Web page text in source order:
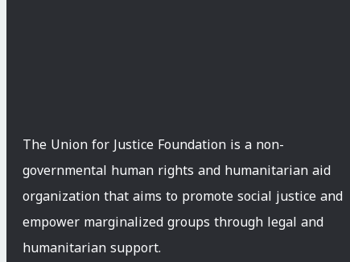
The Union for Justice Foundation is a non-
governmental human rights and humanitarian aid
organization that aims to promote social justice and
empower marginalized groups through legal and
humanitarian support.